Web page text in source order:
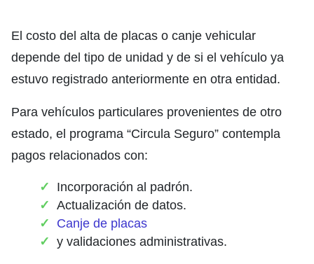
El costo del alta de placas o canje vehicular
depende del tipo de unidad y de si el vehículo ya
estuvo registrado anteriormente en otra entidad.
Para vehículos particulares provenientes de otro
estado, el programa “Circula Seguro” contempla
pagos relacionados con:
Incorporación al padrón.
Actualización de datos.
Canje de placas
y validaciones administrativas.